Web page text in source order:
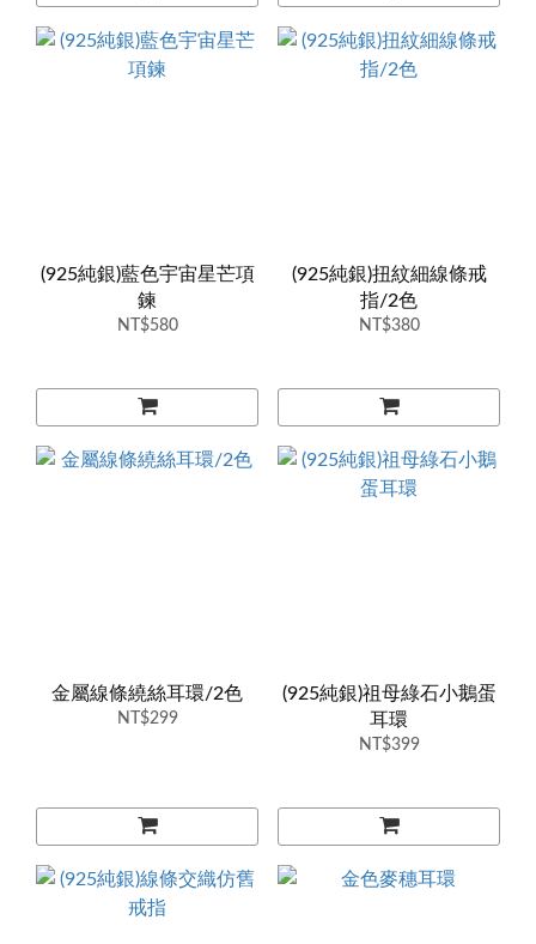
(925純銀)藍色宇宙星芒項
鍊
NT$580
(925純銀)扭紋細線條戒
指/2色
NT$380
金屬線條繞絲耳環/2色
NT$299
(925純銀)祖母綠石小鵝蛋
耳環
NT$399